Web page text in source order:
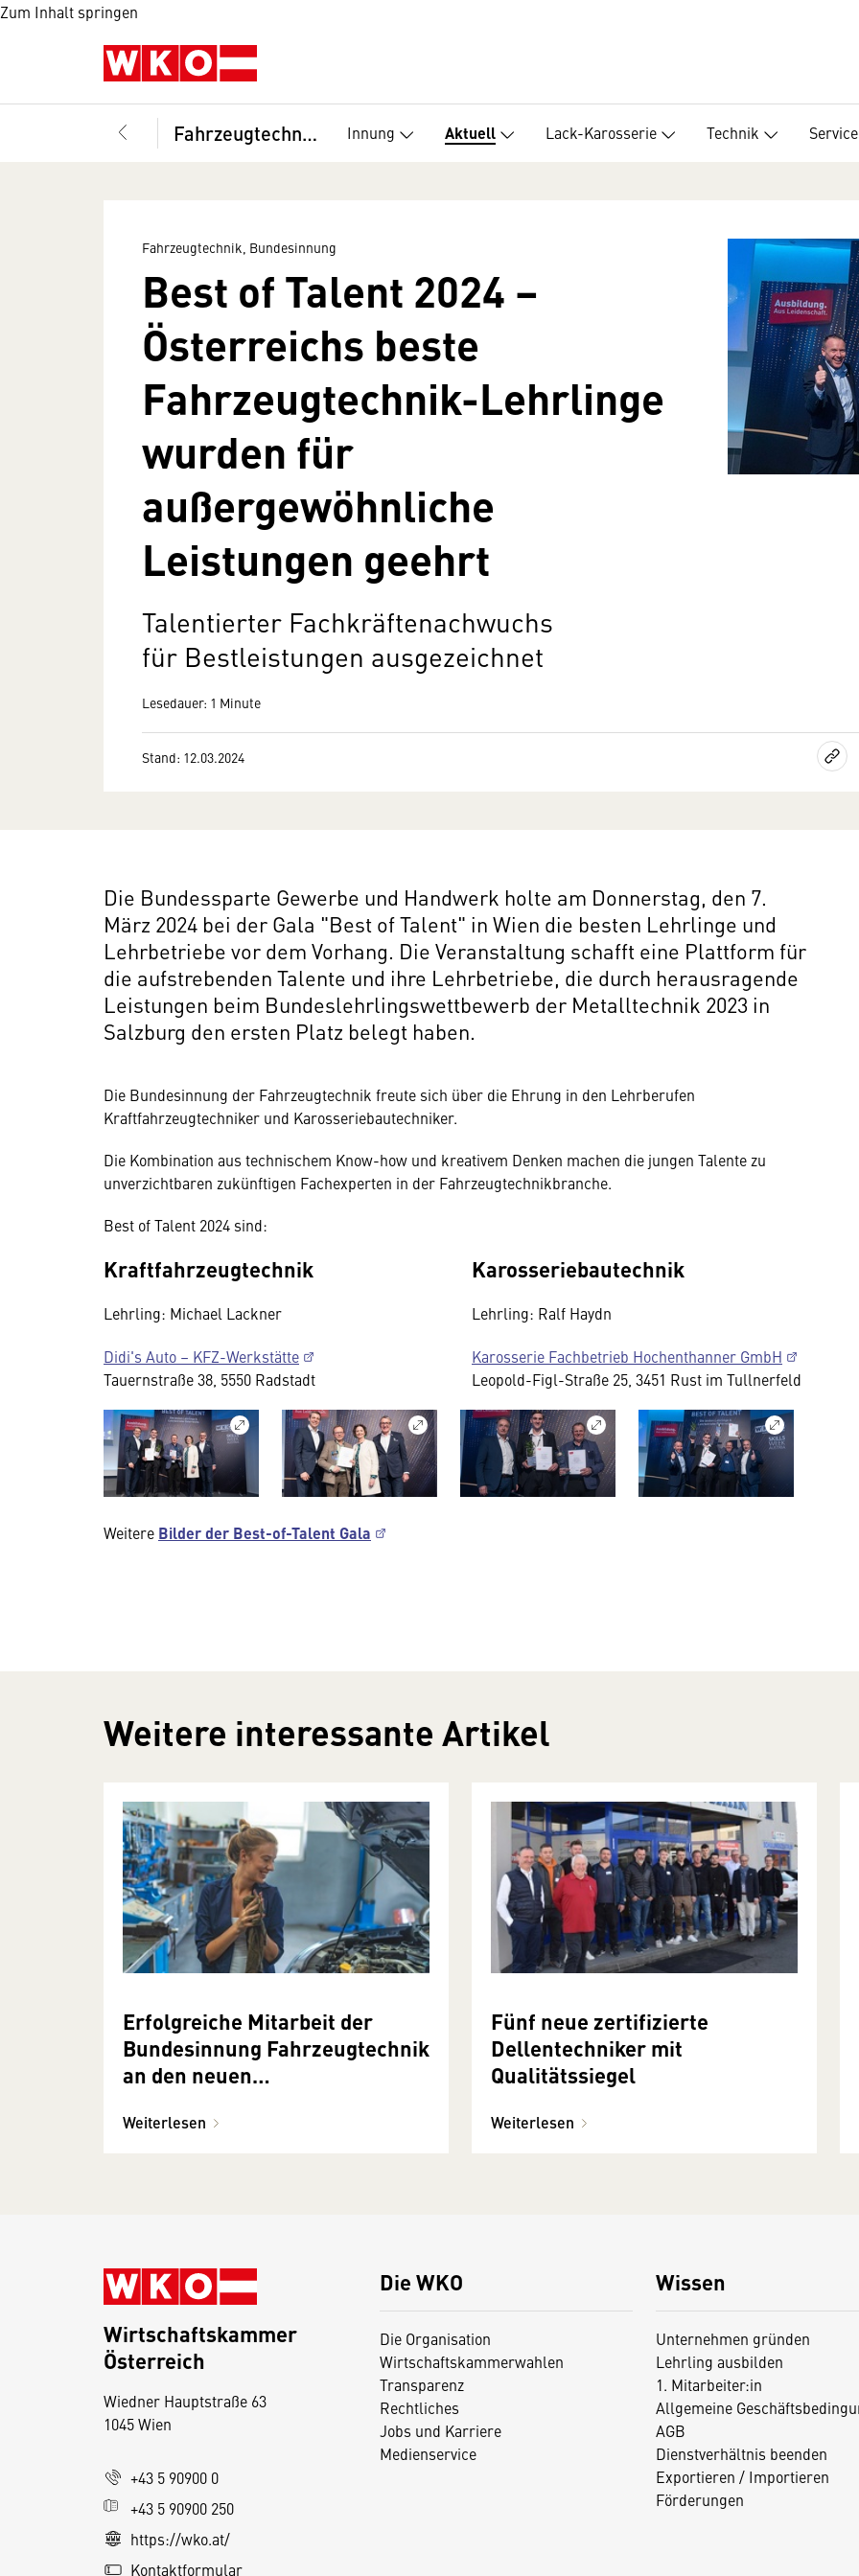
Zum Inhalt springen
Fahrzeugtechnik, Bundesinnung Innung Aktuell Lack-Karosserie Technik Service
Fahrzeugtechnik, Bundesinnung
Best of Talent 2024 –
Österreichs beste
Fahrzeugtechnik-Lehrlinge
wurden für
außergewöhnliche
Leistungen geehrt
Talentierter Fachkräftenachwuchs
für Bestleistungen ausgezeichnet
Lesedauer: 1 Minute
Stand: 12.03.2024
Die Bundessparte Gewerbe und Handwerk holte am Donnerstag, den 7.
März 2024 bei der Gala "Best of Talent" in Wien die besten Lehrlinge und
Lehrbetriebe vor dem Vorhang. Die Veranstaltung schafft eine Plattform für
die aufstrebenden Talente und ihre Lehrbetriebe, die durch herausragende
Leistungen beim Bundeslehrlingswettbewerb der Metalltechnik 2023 in
Salzburg den ersten Platz belegt haben.
Die Bundesinnung der Fahrzeugtechnik freute sich über die Ehrung in den Lehrberufen
Kraftfahrzeugtechniker und Karosseriebautechniker.
Die Kombination aus technischem Know-how und kreativem Denken machen die jungen Talente zu
unverzichtbaren zukünftigen Fachexperten in der Fahrzeugtechnikbranche.
Best of Talent 2024 sind:
Kraftfahrzeugtechnik
Lehrling: Michael Lackner
Didi's Auto – KFZ-Werkstätte
Tauernstraße 38, 5550 Radstadt
Karosseriebautechnik
Lehrling: Ralf Haydn
Karosserie Fachbetrieb Hochenthanner GmbH
Leopold-Figl-Straße 25, 3451 Rust im Tullnerfeld
Weitere Bilder der Best-of-Talent Gala
Weitere interessante Artikel
Erfolgreiche Mitarbeit der
Bundesinnung Fahrzeugtechnik
an den neuen
Weiterlesen
Fünf neue zertifizierte
Dellentechniker mit
Qualitätssiegel
Weiterlesen
Die WKO
Die Organisation
Wirtschaftskammerwahlen
Transparenz
Rechtliches
Jobs und Karriere
Medienservice
Wissen
Unternehmen gründen
Lehrling ausbilden
1. Mitarbeiter:in
Allgemeine
AGB
Dienstverhältnis beenden
Exportieren / Importieren
Förderungen
Wirtschaftskammer
Österreich
Wiedner Hauptstraße 63
1045 Wien
+43 5 90900 0
+43 5 90900 250
https://wko.at/
Kontaktformular